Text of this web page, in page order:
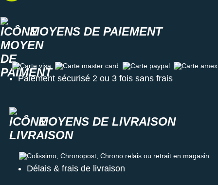
MOYENS DE PAIEMENT
Carte visa Carte master card Carte paypal Carte amex
Paiement sécurisé 2 ou 3 fois sans frais
MOYENS DE LIVRAISON
Colissimo, Chronopost, Chrono relais ou retrait en magasin
Délais & frais de livraison